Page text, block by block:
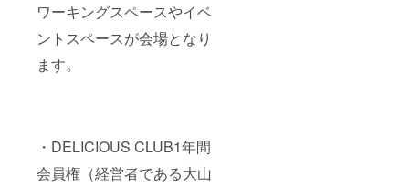
ワーキングスペースやイベ
ントスペースが会場となり
ます。
・DELICIOUS CLUB1年間
会員権（経営者である大山